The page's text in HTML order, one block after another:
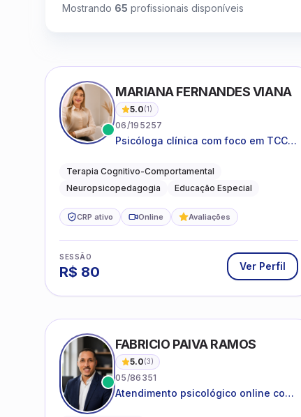
Mostrando 65 profissionais disponíveis
MARIANA FERNANDES VIANA
5.0(1)
06/195257
Psicóloga clínica com foco em TCC,
acompanhamento do
neurodesenvolvimento.
Terapia Cognitivo-Comportamental
Neuropsicopedagogia
Educação Especial
CRP ativo Online Avaliações
SESSÃO
R$ 80 Ver Perfil
FABRICIO PAIVA RAMOS
5.0(3)
05/86351
Atendimento psicológico online com